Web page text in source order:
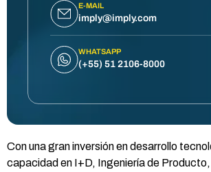
E-MAIL
imply@imply.com
WHATSAPP
(+55) 51 2106-8000
Con una gran inversión en desarrollo
capacidad en I+D, Ingeniería de